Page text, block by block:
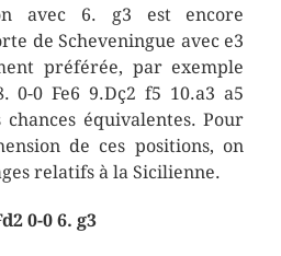
avec 6. g3 est encore
de Scheveningue avec e3
préférée, par exemple
0-0 Fe6 9.Dç2 f5 10.a3 a5
chances équivalentes. Pour
de ces positions, on
relatifs à la Sicilienne.
0-0 6. g3